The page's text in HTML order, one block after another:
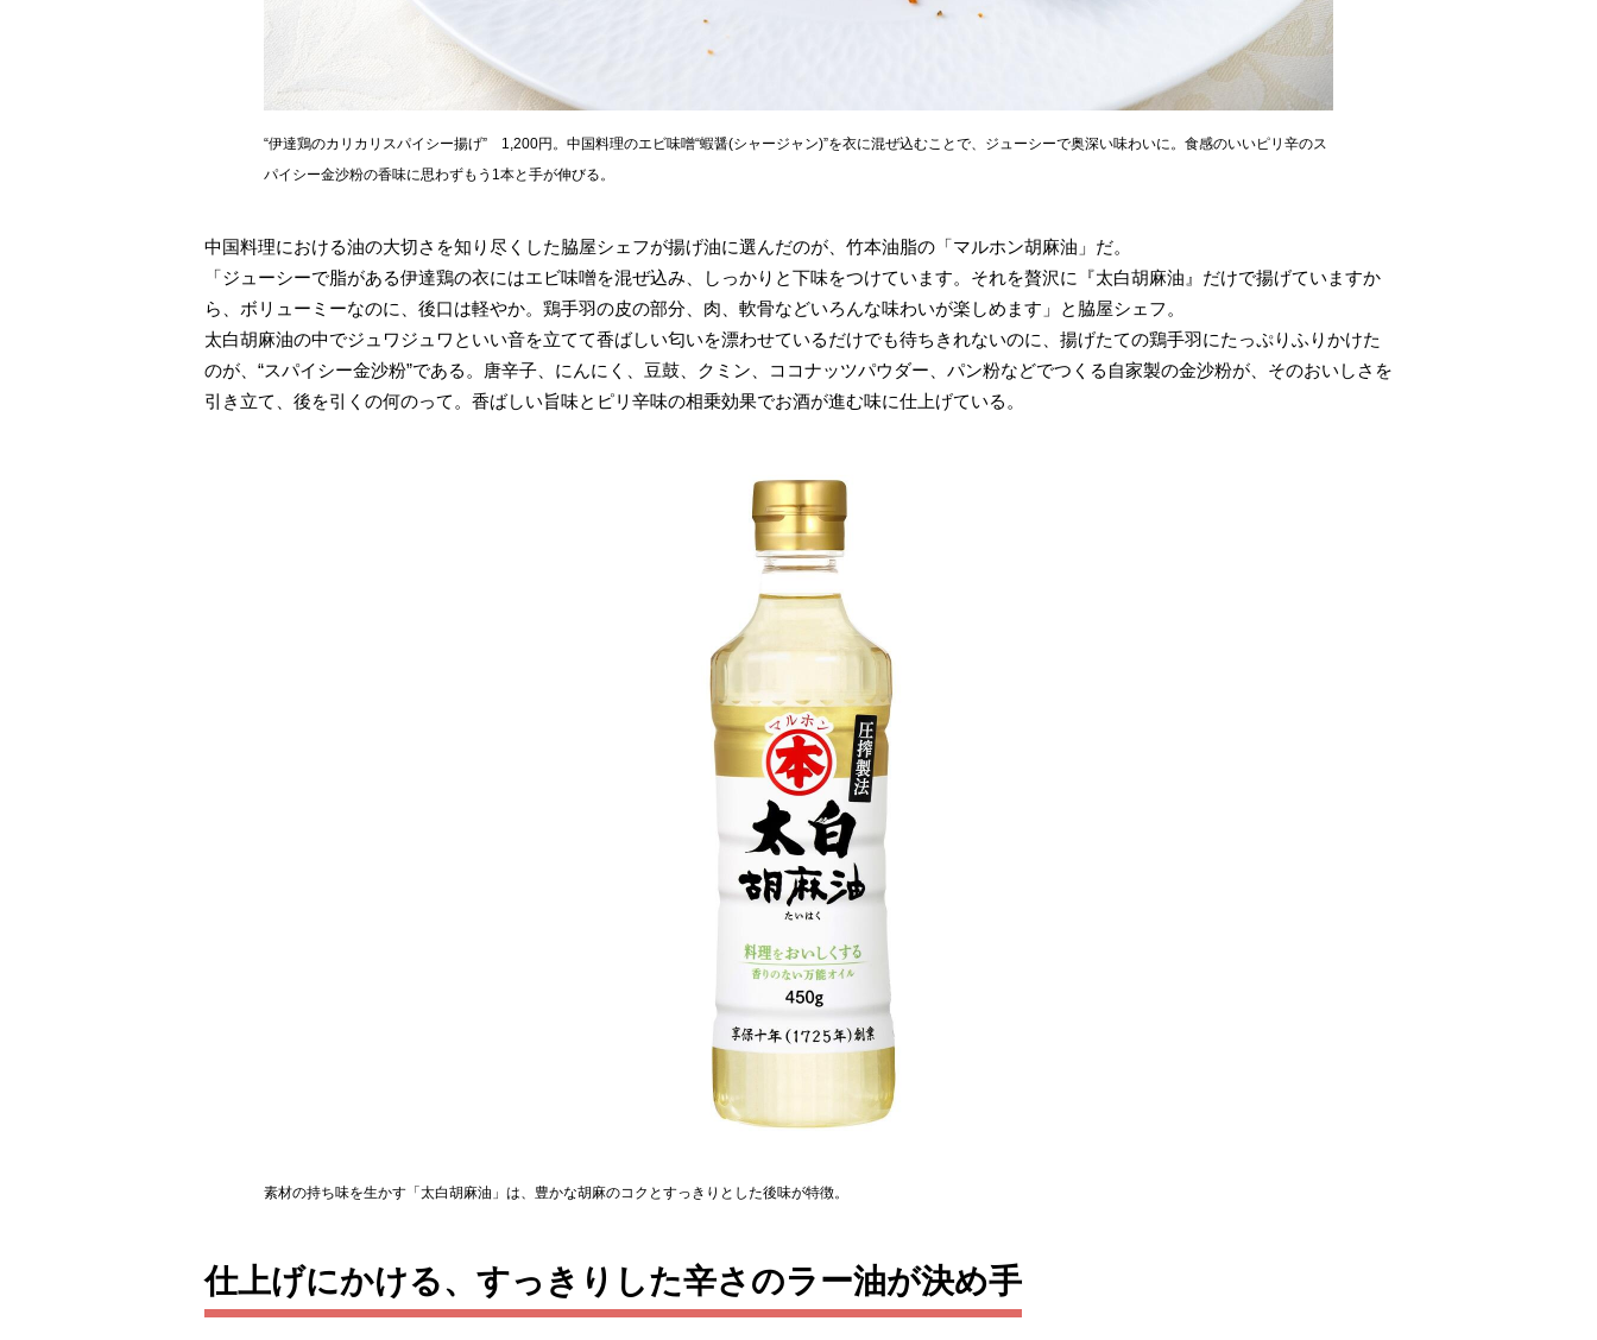
“伊達鶏のカリカリスパイシー揚げ” 1,200円。中国料理のエビ味噌“蝦醤(シャージャン)”を衣に混ぜ込むことで、ジューシーで奥深い味わいに。食感のいいピリ辛のス
パイシー金沙粉の香味に思わずもう1本と手が伸びる。
中国料理における油の大切さを知り尽くした脇屋シェフが揚げ油に選んだのが、竹本油脂の「マルホン胡麻油」だ。
「ジューシーで脂がある伊達鶏の衣にはエビ味噌を混ぜ込み、しっかりと下味をつけています。それを贅沢に『太白胡麻油』だけで揚げていますか
ら、ボリューミーなのに、後口は軽やか。鶏手羽の皮の部分、肉、軟骨などいろんな味わいが楽しめます」と脇屋シェフ。
太白胡麻油の中でジュワジュワといい音を立てて香ばしい匂いを漂わせているだけでも待ちきれないのに、揚げたての鶏手羽にたっぷりふりかけた
のが、“スパイシー金沙粉”である。唐辛子、にんにく、豆鼓、クミン、ココナッツパウダー、パン粉などでつくる自家製の金沙粉が、そのおいしさを
引き立て、後を引くの何のって。香ばしい旨味とピリ辛味の相乗効果でお酒が進む味に仕上げている。
素材の持ち味を生かす「太白胡麻油」は、豊かな胡麻のコクとすっきりとした後味が特徴。
仕上げにかける、すっきりした辛さのラー油が決め手